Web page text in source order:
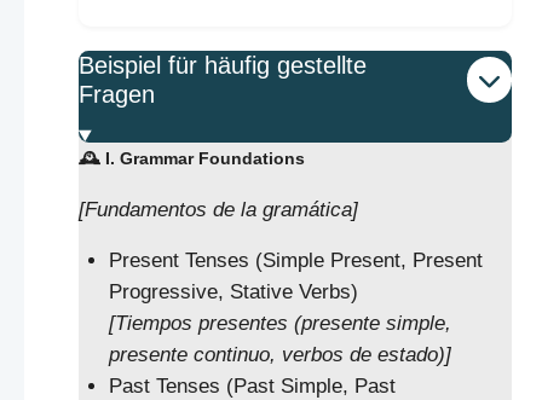
Beispiel für häufig gestellte
Fragen
🕰️ I. Grammar Foundations
[Fundamentos de la gramática]
Present Tenses (Simple Present, Present
Progressive, Stative Verbs)
[Tiempos presentes (presente simple,
presente continuo, verbos de estado)]
Past Tenses (Past Simple, Past